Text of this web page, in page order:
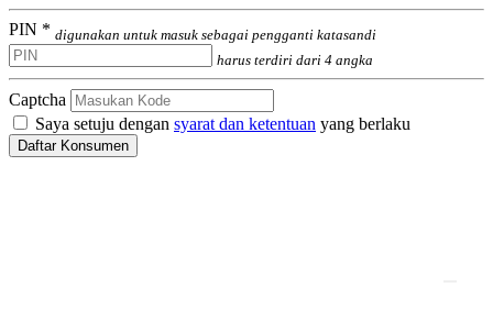
PIN * digunakan untuk masuk sebagai pengganti katasandi
harus terdiri dari 4 angka
Captcha
Saya setuju dengan syarat dan ketentuan yang berlaku
Daftar Konsumen